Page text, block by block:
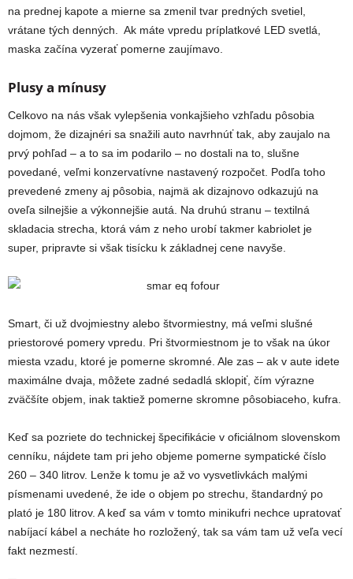
na prednej kapote a mierne sa zmenil tvar predných svetiel,
vrátane tých denných. Ak máte vpredu príplatkové LED svetlá,
maska začína vyzerať pomerne zaujímavo.
Plusy a mínusy
Celkovo na nás však vylepšenia vonkajšieho vzhľadu pôsobia
dojmom, že dizajnéri sa snažili auto navrhnúť tak, aby zaujalo na
prvý pohľad – a to sa im podarilo – no dostali na to, slušne
povedané, veľmi konzervatívne nastavený rozpočet. Podľa toho
prevedené zmeny aj pôsobia, najmä ak dizajnovo odkazujú na
oveľa silnejšie a výkonnejšie autá. Na druhú stranu – textilná
skladacia strecha, ktorá vám z neho urobí takmer kabriolet je
super, pripravte si však tisícku k základnej cene navyše.
Smart, či už dvojmiestny alebo štvormiestny, má veľmi slušné
priestorové pomery vpredu. Pri štvormiestnom je to však na úkor
miesta vzadu, ktoré je pomerne skromné. Ale zas – ak v aute idete
maximálne dvaja, môžete zadné sedadlá sklopiť, čím výrazne
zväčšíte objem, inak taktiež pomerne skromne pôsobiaceho, kufra.
Keď sa pozriete do technickej špecifikácie v oficiálnom slovenskom
cenníku, nájdete tam pri jeho objeme pomerne sympatické číslo
260 – 340 litrov. Lenže k tomu je až vo vysvetlivkách malými
písmenami uvedené, že ide o objem po strechu, štandardný po
plató je 180 litrov. A keď sa vám v tomto minikufri nechce upratovať
nabíjací kábel a necháte ho rozložený, tak sa vám tam už veľa vecí
fakt nezmestí.